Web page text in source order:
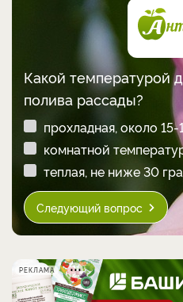
Какой температурой
полива рассады?
прохладная, около 15-
комнатной
теплая, не ниже 30
Следующий вопрос
РЕКЛАМА